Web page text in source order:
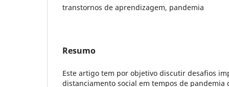
transtornos de aprendizagem, pandemia
Resumo
Este artigo tem por objetivo discutir desafios
distanciamento social em tempos de pandemia